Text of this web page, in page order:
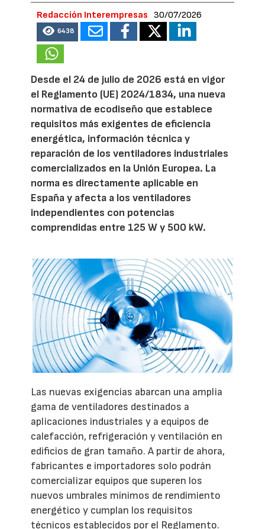
Redacción Interempresas 30/07/2026
6438
Desde el 24 de julio de 2026 está en vigor
el Reglamento (UE) 2024/1834, una nueva
normativa de ecodiseño que establece
requisitos más exigentes de eficiencia
energética, información técnica y
reparación de los ventiladores industriales
comercializados en la Unión Europea. La
norma es directamente aplicable en
España y afecta a los ventiladores
independientes con potencias
comprendidas entre 125 W y 500 kW.
Las nuevas exigencias abarcan una amplia
gama de ventiladores destinados a
aplicaciones industriales y a equipos de
calefacción, refrigeración y ventilación en
edificios de gran tamaño. A partir de ahora,
fabricantes e importadores solo podrán
comercializar equipos que superen los
nuevos umbrales mínimos de rendimiento
energético y cumplan los requisitos
técnicos establecidos por el Reglamento.